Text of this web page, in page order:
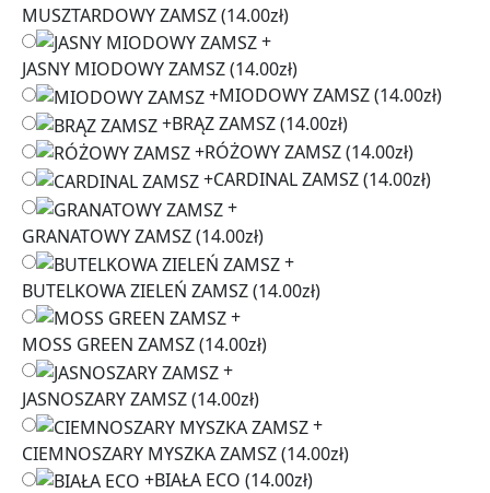
MUSZTARDOWY ZAMSZ(14.00zł)
+
JASNY MIODOWY ZAMSZ(14.00zł)
+MIODOWY ZAMSZ(14.00zł)
+BRĄZ ZAMSZ(14.00zł)
+RÓŻOWY ZAMSZ(14.00zł)
+CARDINAL ZAMSZ(14.00zł)
+
GRANATOWY ZAMSZ(14.00zł)
+
BUTELKOWA ZIELEŃ ZAMSZ(14.00zł)
+
MOSS GREEN ZAMSZ(14.00zł)
+
JASNOSZARY ZAMSZ(14.00zł)
+
CIEMNOSZARY MYSZKA ZAMSZ(14.00zł)
+BIAŁA ECO (14.00zł)